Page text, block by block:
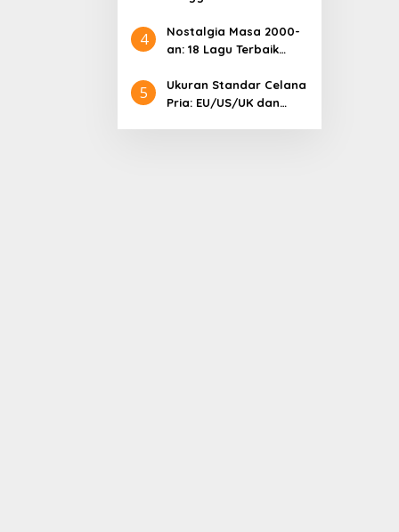
Lengkap dan Informasi
Terkini
4
Nostalgia Masa 2000-
an: 18 Lagu Terbaik
Menggetarkan Hati
5
Ukuran Standar Celana
Pria: EU/US/UK dan